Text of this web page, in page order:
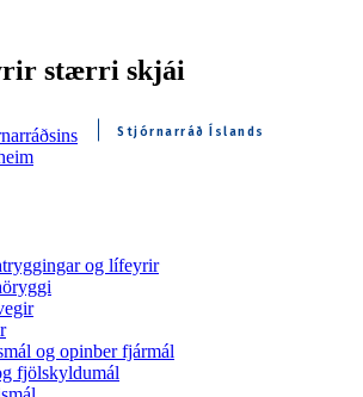
stærri skjái
Stjórnarráð Íslands
og lífeyrir
og opinber fjármál
fjölskyldumál